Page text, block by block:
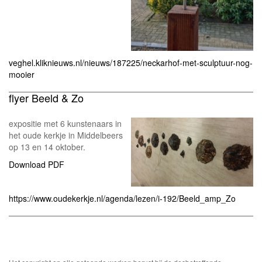
veghel.kliknieuws.nl/nieuws/187225/neckarhof-met-sculptuur-nog-
mooier
flyer Beeld & Zo
expositie met 6 kunstenaars in
het oude kerkje in Middelbeers
op 13 en 14 oktober.
Download PDF
https://www.oudekerkje.nl/agenda/lezen/i-192/Beeld_amp_Zo